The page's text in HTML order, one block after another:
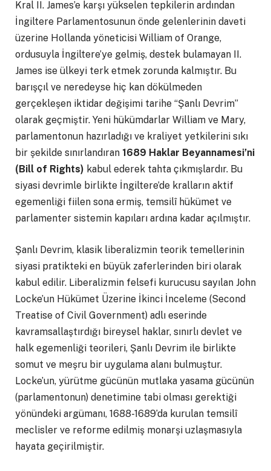
Kral II. James’e karşı yükselen tepkilerin ardından
İngiltere Parlamentosunun önde gelenlerinin daveti
üzerine Hollanda yöneticisi William of Orange,
ordusuyla İngiltere’ye gelmiş, destek bulamayan II.
James ise ülkeyi terk etmek zorunda kalmıştır. Bu
barışçıl ve neredeyse hiç kan dökülmeden
gerçekleşen iktidar değişimi tarihe “Şanlı Devrim”
olarak geçmiştir. Yeni hükümdarlar William ve Mary,
parlamentonun hazırladığı ve kraliyet yetkilerini sıkı
bir şekilde sınırlandıran 1689 Haklar Beyannamesi’ni
(Bill of Rights) kabul ederek tahta çıkmışlardır. Bu
siyasi devrimle birlikte İngiltere’de kralların aktif
egemenliği fiilen sona ermiş, temsilî hükümet ve
parlamenter sistemin kapıları ardına kadar açılmıştır.
Şanlı Devrim, klasik liberalizmin teorik temellerinin
siyasi pratikteki en büyük zaferlerinden biri olarak
kabul edilir. Liberalizmin felsefi kurucusu sayılan John
Locke’un Hükümet Üzerine İkinci İnceleme (Second
Treatise of Civil Government) adlı eserinde
kavramsallaştırdığı bireysel haklar, sınırlı devlet ve
halk egemenliği teorileri, Şanlı Devrim ile birlikte
somut ve meşru bir uygulama alanı bulmuştur.
Locke’un, yürütme gücünün mutlaka yasama gücünün
(parlamentonun) denetimine tabi olması gerektiği
yönündeki argümanı, 1688-1689’da kurulan temsilî
meclisler ve reforme edilmiş monarşi uzlaşmasıyla
hayata geçirilmiştir.